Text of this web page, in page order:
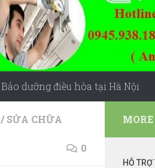
Bảo dưỡng điều hòa tại Hà Nội
/ SỬA CHỮA
0
MORE
HỖ